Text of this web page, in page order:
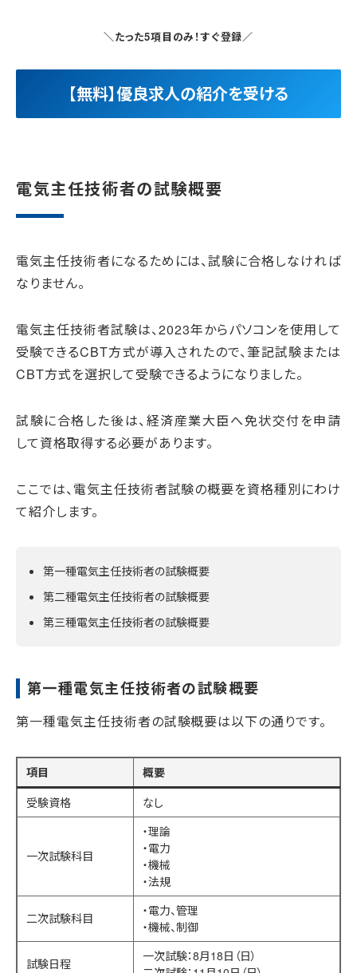
＼たった5項目のみ！すぐ登録／
【無料】優良求人の紹介を受ける
電気主任技術者の試験概要
電気主任技術者になるためには、試験に合格しなければ
なりません。
電気主任技術者試験は、2023年からパソコンを使用して
受験できるCBT方式が導入されたので、筆記試験または
CBT方式を選択して受験できるようになりました。
試験に合格した後は、経済産業大臣へ免状交付を申請
して資格取得する必要があります。
ここでは、電気主任技術者試験の概要を資格種別にわけ
て紹介します。
第一種電気主任技術者の試験概要
第二種電気主任技術者の試験概要
第三種電気主任技術者の試験概要
第一種電気主任技術者の試験概要
第一種電気主任技術者の試験概要は以下の通りです。
項目
概要
受験資格
なし
一次試験科目
・理論
・電力
・機械
・法規
二次試験科目
・電力、管理
・機械、制御
試験日程
一次試験：8月18日（日）